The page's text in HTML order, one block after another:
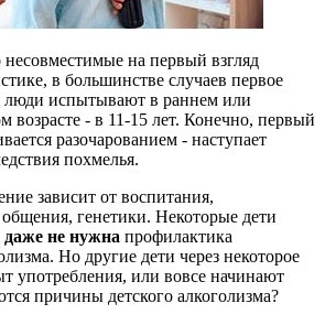
несовместимые на первый взгляд
в большинстве случаев первое
люди испытывают в раннем или
возрасте - в 11-15 лет. Конечно, первый
разочарованием - наступает
похмелья.
зависит от воспитания,
генетики. Некоторые дети
даже не нужна профилактика
Но другие дети через некоторое
употребления, или вовсе начинают
причины детского алкоголизма?